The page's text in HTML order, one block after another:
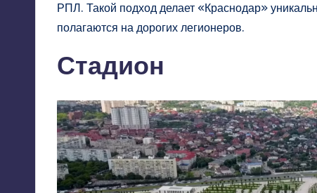
РПЛ. Такой подход делает «Краснодар»
полагаются на дорогих легионеров.
Стадион